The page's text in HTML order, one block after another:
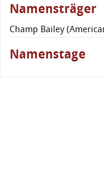
Namensträger
Champ Bailey
Namenstage